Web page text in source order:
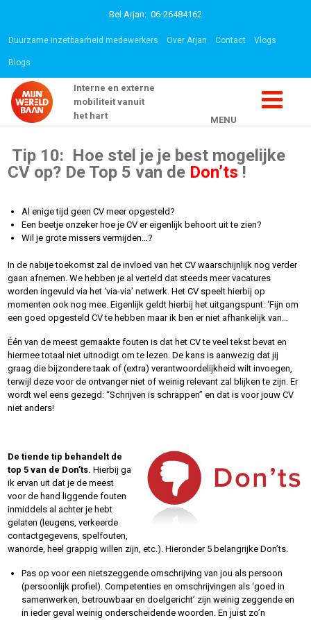
Bel Arjan: 06-26484162
Duurzame inzetbaarheid medewerkers Over Arjan Contact Vlogs
Blogs
Interne en externe
mobiliteit vanuit
het hart
MENU
Tip 10: Hoe stel je je best mogelijke
CV op? De Top 5 van de Don’ts !
Al enige tijd geen CV meer opgesteld?
Een beetje onzeker hoe je CV er eigenlijk behoort uit te zien?
Wil je grote missers vermijden…?
In de nabije toekomst zal de invloed van het CV waarschijnlijk nog verder
gaan afnemen. We hebben je al verteld dat steeds meer vacatures
worden ingevuld via het ‘via-via’ netwerk. Het CV speelt hierbij op
momenten ook nog mee. Eigenlijk geldt hierbij het uitgangspunt: ‘Fijn om
een goed opgesteld CV te hebben maar ik ben er niet afhankelijk van…
Één van de meest gemaakte fouten is dat het CV te veel tekst bevat en
hiermee totaal niet uitnodigt om te lezen. De kans is aanwezig dat jij
graag die bijzondere taak of (extra) verantwoordelijkheid wilt invoegen,
terwijl deze voor de ontvanger niet of weinig relevant zal blijken te zijn. Er
wordt wel eens gezegd: “Schrijven is schrappen” en dat is voor jouw CV
niet anders!
De tiende tip behandelt de
top 5 van de Don’ts.Hierbij ga
ik ervan uit dat je de meest
voor de hand liggende fouten
inmiddels al achter je hebt
gelaten (leugens, verkeerde
contactgegevens, spelfouten,
wanorde, heel grappig willen zijn, etc.). Hieronder 5 belangrijke Don’ts.
Pas op voor een nietszeggende omschrijving van jou als persoon
(persoonlijk profiel). Competenties en omschrijvingen als ‘goed in
samenwerken, betrouwbaar en doelgericht’ zijn weinig zeggende en
in ieder geval weinig onderscheidende woorden. En juist zo’n